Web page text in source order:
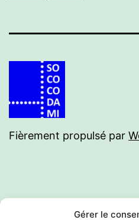
Gérer le
Fièrement propulsé par